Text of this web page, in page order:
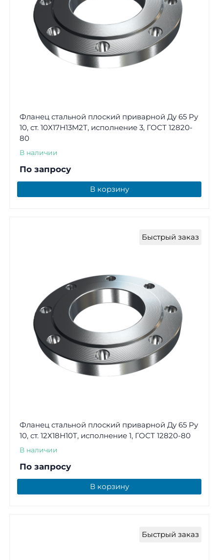
Фланец стальной плоский приварной Ду 65 Ру
10, ст. 10Х17Н13М2Т, исполнение 3, ГОСТ 12820-
80
В наличии
По запросу
В корзину
Быстрый заказ
Фланец стальной плоский приварной Ду 65 Ру
10, ст. 12Х18Н10Т, исполнение 1, ГОСТ 12820-80
В наличии
По запросу
В корзину
Быстрый заказ